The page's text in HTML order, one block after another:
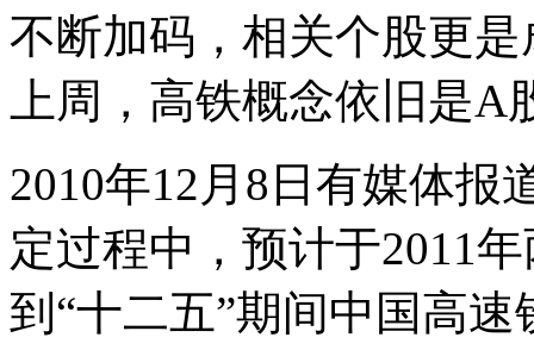
不断加码，相关个股更
上周，高铁概念依旧是A
2010年12月8日有媒体报
定过程中，预计于2011
到“十二五”期间中国高